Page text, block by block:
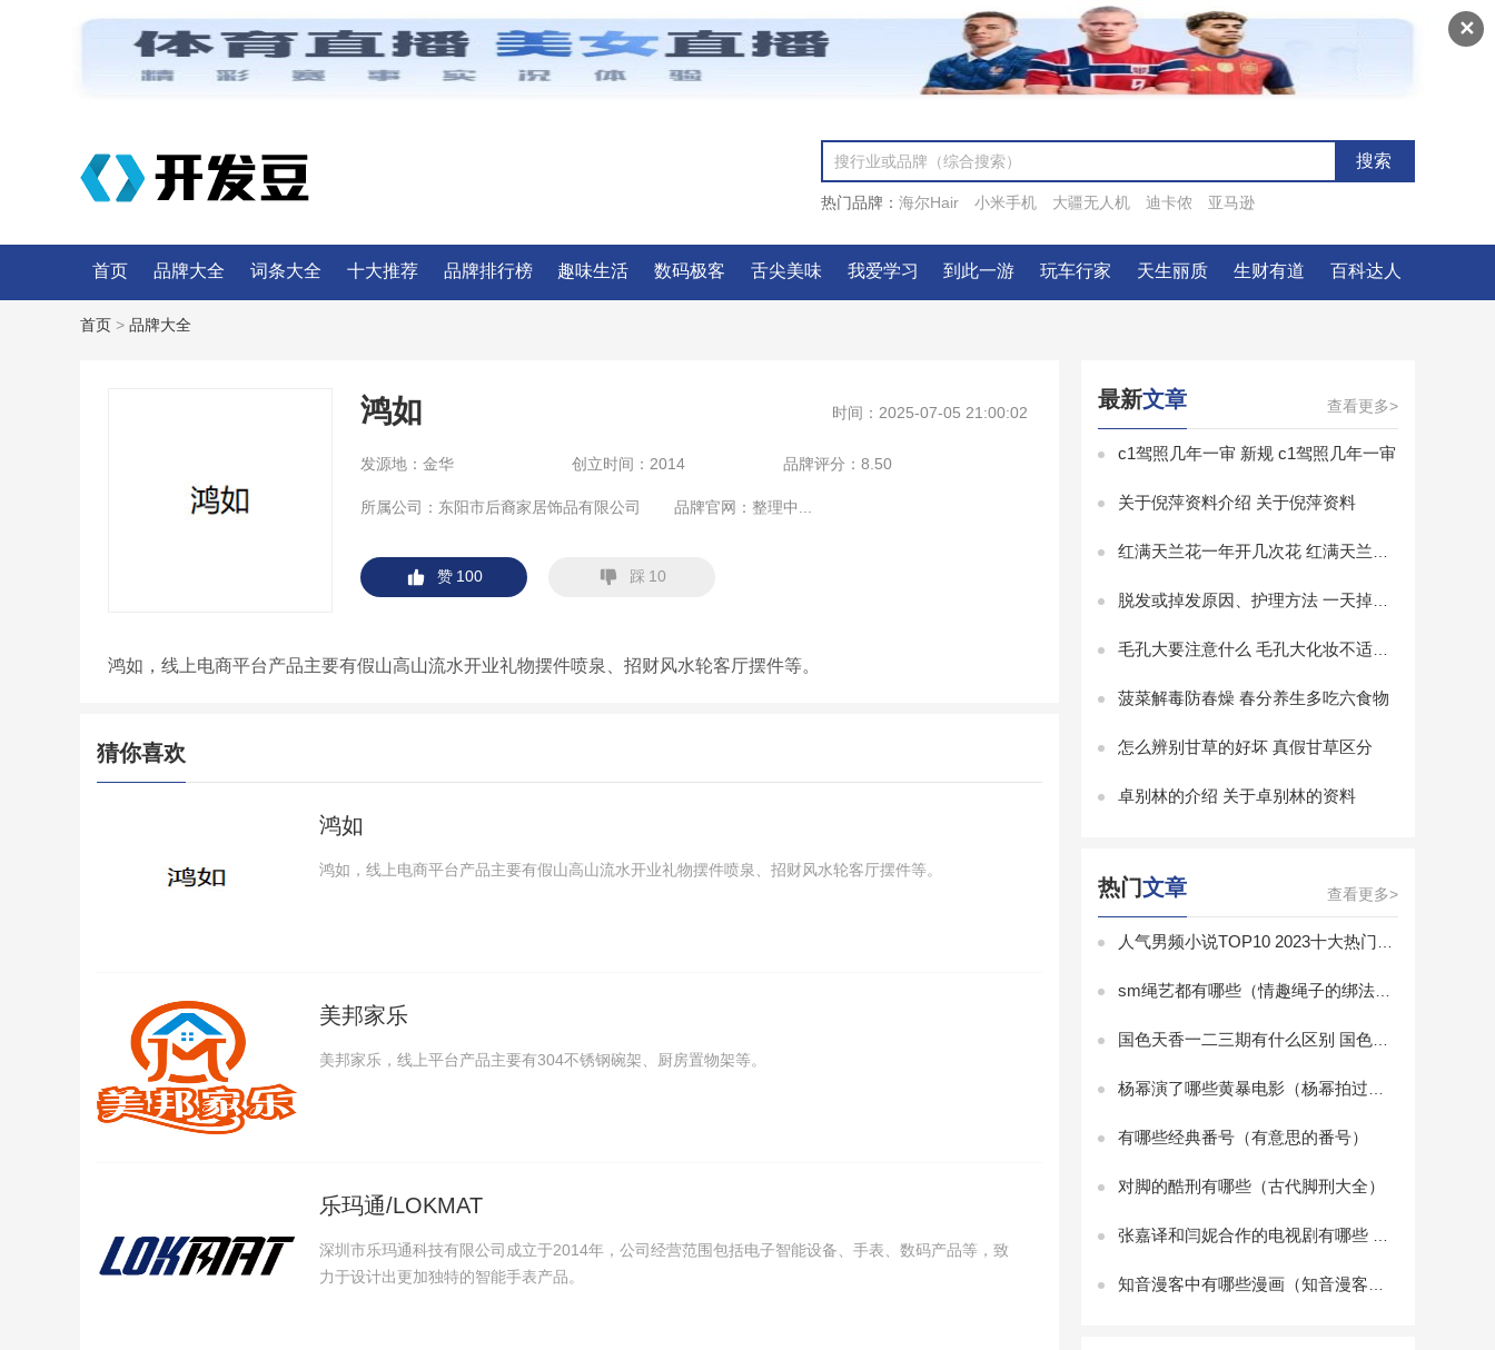
✕
热门品牌： 海尔Hair 小米手机 大疆无人机 迪卡侬 亚马逊
首页 品牌大全 词条大全 十大推荐 品牌排行榜 趣味生活 数码极客 舌尖美味 我爱学习 到此一游 玩车行家 天生丽质 生财有道 百科达人
首页 > 品牌大全
鸿如 时间：2025-07-05 21:00:02
发源地： 金华 创立时间： 2014 品牌评分： 8.50
所属公司： 东阳市后裔家居饰品有限公司 品牌官网： 整理中...
赞 100 踩 10
鸿如，线上电商平台产品主要有假山高山流水开业礼物摆件喷泉、招财风水轮客厅摆件等。
猜你喜欢
鸿如
鸿如，线上电商平台产品主要有假山高山流水开业礼物摆件喷泉、招财风水轮客厅摆件等。
美邦家乐
美邦家乐，线上平台产品主要有304不锈钢碗架、厨房置物架等。
乐玛通/LOKMAT
深圳市乐玛通科技有限公司成立于2014年，公司经营范围包括电子智能设备、手表、数码产品等，致
力于设计出更加独特的智能手表产品。
最新文章 查看更多>
c1驾照几年一审 新规 c1驾照几年一审
关于倪萍资料介绍 关于倪萍资料
红满天兰花一年开几次花 红满天兰花怎么养才开花多
脱发或掉发原因、护理方法 一天掉多少头发算正常
毛孔大要注意什么 毛孔大化妆不适合做什么
菠菜解毒防春燥 春分养生多吃六食物
怎么辨别甘草的好坏 真假甘草区分
卓别林的介绍 关于卓别林的资料
热门文章 查看更多>
人气男频小说TOP10 2023十大热门男频小说排行榜
sm绳艺都有哪些（情趣绳子的绑法有几种图解）
国色天香一二三期有什么区别 国色天香一二三期区别是什么
杨幂演了哪些黄暴电影（杨幂拍过那些比基尼电影啊）
有哪些经典番号（有意思的番号）
对脚的酷刑有哪些（古代脚刑大全）
张嘉译和闫妮合作的电视剧有哪些 张嘉译与闫妮合演的电视剧有哪些
知音漫客中有哪些漫画（知音漫客有什么漫画）